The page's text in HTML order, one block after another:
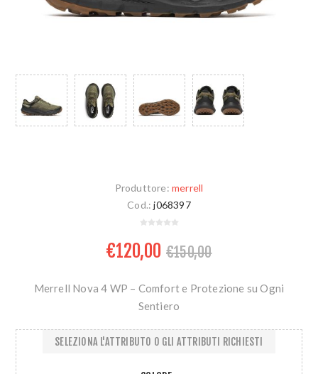
Produttore: merrell
Cod.: j068397
€120,00 €150,00
Merrell Nova 4 WP – Comfort e Protezione su Ogni
Sentiero
SELEZIONA L'ATTRIBUTO O GLI ATTRIBUTI RICHIESTI